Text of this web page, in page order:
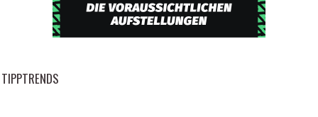
TIPPTRENDS